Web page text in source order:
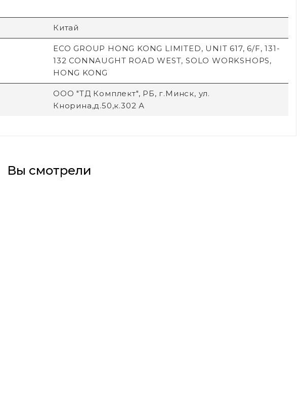
Китай
ECO GROUP HONG KONG LIMITED, UNIT 617, 6/F, 131-
132 CONNAUGHT ROAD WEST, SOLO WORKSHOPS,
HONG KONG
ООО "ТД Комплект", РБ, г.Минск, ул.
Кнорина,д.50,к.302 А
Вы смотрели